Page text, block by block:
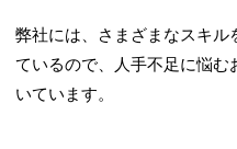
弊社には、さまざまなスキ
ているので、人手不足に悩
いています。